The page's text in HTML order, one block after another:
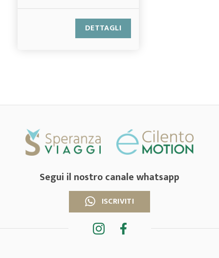
DETTAGLI
Segui il nostro canale whatsapp
ISCRIVITI